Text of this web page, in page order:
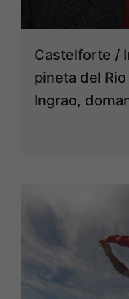
Castelforte /
pineta del
Ingrao,